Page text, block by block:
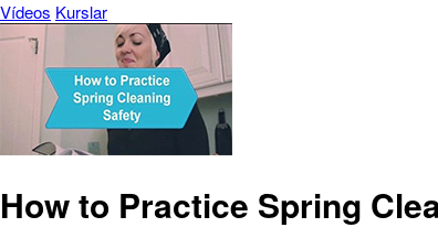
Vídeos Kurslar
How to Practice Spring